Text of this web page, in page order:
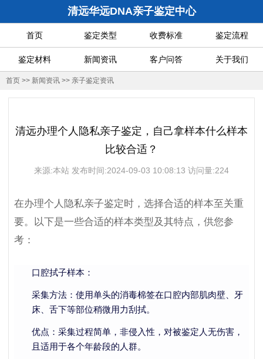
清远华远DNA亲子鉴定中心
首页 鉴定类型 收费标准 鉴定流程
鉴定材料 新闻资讯 客户问答 关于我们
首页 >> 新闻资讯 >> 亲子鉴定资讯
清远办理个人隐私亲子鉴定，自己拿样本什么样本
比较合适？
来源:本站 发布时间:2024-09-03 10:08:13 访问量:224
在办理个人隐私亲子鉴定时，选择合适的样本至关重
要。以下是一些合适的样本类型及其特点，供您参
考：
口腔拭子样本：
采集方法：使用单头的消毒棉签在口腔内部肌肉壁、牙
床、舌下等部位稍微用力刮拭。
优点：采集过程简单，非侵入性，对被鉴定人无伤害，
且适用于各个年龄段的人群。